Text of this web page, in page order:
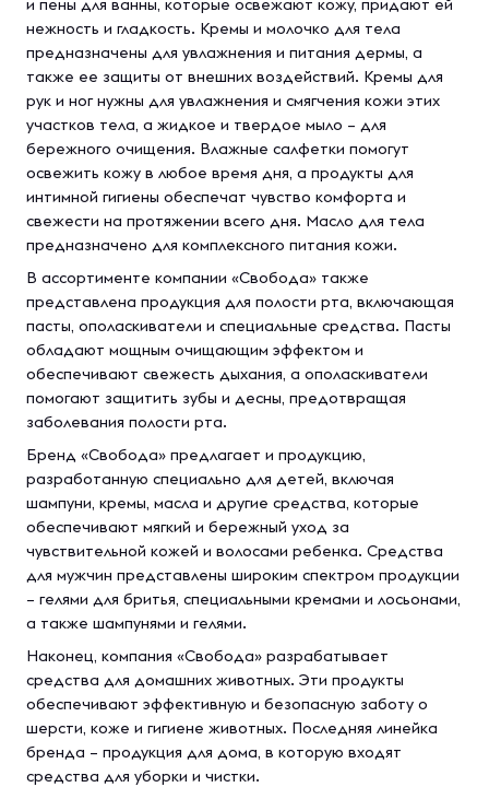
и пены для ванны, которые освежают кожу, придают ей
нежность и гладкость. Кремы и молочко для тела
предназначены для увлажнения и питания дермы, а
также ее защиты от внешних воздействий. Кремы для
рук и ног нужны для увлажнения и смягчения кожи этих
участков тела, а жидкое и твердое мыло – для
бережного очищения. Влажные салфетки помогут
освежить кожу в любое время дня, а продукты для
интимной гигиены обеспечат чувство комфорта и
свежести на протяжении всего дня. Масло для тела
предназначено для комплексного питания кожи.
В ассортименте компании «Свобода» также
представлена продукция для полости рта, включающая
пасты, ополаскиватели и специальные средства. Пасты
обладают мощным очищающим эффектом и
обеспечивают свежесть дыхания, а ополаскиватели
помогают защитить зубы и десны, предотвращая
заболевания полости рта.
Бренд «Свобода» предлагает и продукцию,
разработанную специально для детей, включая
шампуни, кремы, масла и другие средства, которые
обеспечивают мягкий и бережный уход за
чувствительной кожей и волосами ребенка. Средства
для мужчин представлены широким спектром продукции
– гелями для бритья, специальными кремами и лосьонами,
а также шампунями и гелями.
Наконец, компания «Свобода» разрабатывает
средства для домашних животных. Эти продукты
обеспечивают эффективную и безопасную заботу о
шерсти, коже и гигиене животных. Последняя линейка
бренда – продукция для дома, в которую входят
средства для уборки и чистки.